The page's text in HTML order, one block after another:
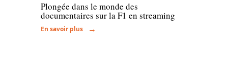
Plongée dans le monde des
documentaires sur la F1 en streaming
En savoir plus